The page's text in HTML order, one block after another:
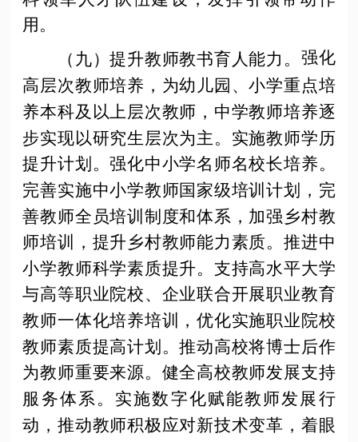
用。
（九）提升教师教书育人能力。 强化
高层次教师培养，为幼儿园、小学重点培
养本科及以上层次教师，中学教师培养逐
步实现以研究生层次为主。实施教师学历
提升计划。强化中小学名师名校长培养。
完善实施中小学教师国家级培训计划，完
善教师全员培训制度和体系，加强乡村教
师培训，提升乡村教师能力素质。推进中
小学教师科学素质提升。支持高水平大学
与高等职业院校、企业联合开展职业教育
教师一体化培养培训，优化实施职业院校
教师素质提高计划。推动高校将博士后作
为教师重要来源。健全高校教师发展支持
服务体系。实施数字化赋能教师发展行
动，推动教师积极应对新技术变革，着眼